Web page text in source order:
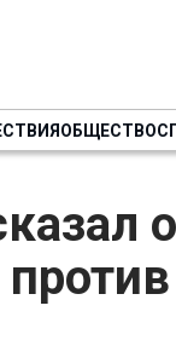
ОБЩЕСТВО
о